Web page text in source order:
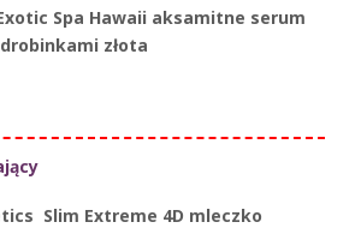
Spa Hawaii aksamitne serum
złota
Slim Extreme 4D mleczko